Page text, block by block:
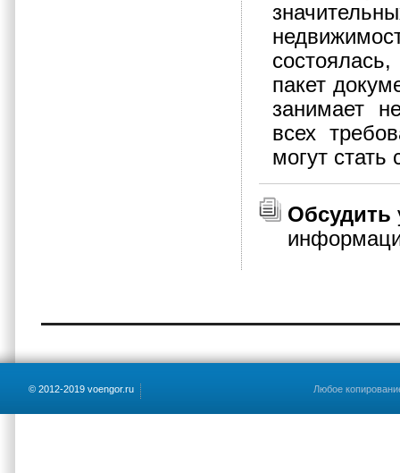
пакет
занимает
всех
могут
Обсудить
© 2012-2019 voengor.ru Любое